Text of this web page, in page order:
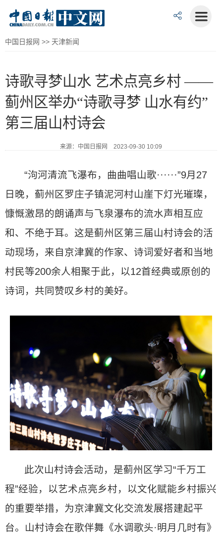
中国日报网 >> 天津新闻
诗歌寻梦山水 艺术点亮乡村 ——
蓟州区举办“诗歌寻梦 山水有约”
第三届山村诗会
来源：中国日报网 2023-09-30 10:09
“泃河清流飞瀑布，曲曲唱山歌······”9月27
日晚，蓟州区罗庄子镇泥河村山崖下灯光璀璨，
慷慨激昂的朗诵声与飞泉瀑布的流水声相互应
和、不绝于耳。这是蓟州区第三届山村诗会的活
动现场，来自京津冀的作家、诗词爱好者和当地
村民等200余人相聚于此，以12首经典或原创的
诗词，共同赞叹乡村的美好。
此次山村诗会活动，是蓟州区学习“千万工
程”经验，以艺术点亮乡村，以文化赋能乡村振兴
的重要举措，为京津冀文化交流发展搭建起平
台。山村诗会在歌伴舞《水调歌头·明月几时有》